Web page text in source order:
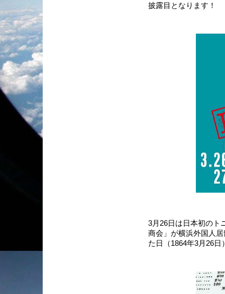
披露目となります！
3月26日は日本初のト
商会」が横浜外国人
た日（1864年3月26日